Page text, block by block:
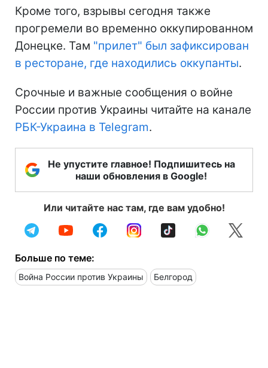
Кроме того, взрывы сегодня также
прогремели во временно оккупированном
Донецке. Там "прилет" был зафиксирован
в ресторане, где находились оккупанты.
Срочные и важные сообщения о войне
России против Украины читайте на канале
РБК-Украина в Telegram.
Не упустите главное! Подпишитесь на
наши обновления в Google!
Или читайте нас там, где вам удобно!
Больше по теме:
Война России против Украины Белгород